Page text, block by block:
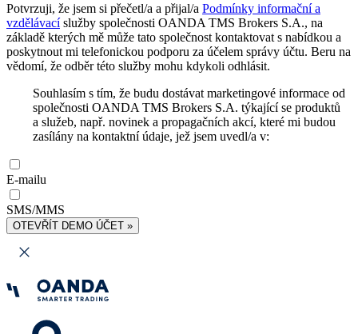
Potvrzuji, že jsem si přečetl/a a přijal/a Podmínky informační a
vzdělávacíslužby společnosti OANDA TMS Brokers S.A., na
základě kterých mě může tato společnost kontaktovat s nabídkou a
poskytnout mi telefonickou podporu za účelem správy účtu. Beru na
vědomí, že odběr této služby mohu kdykoli odhlásit.
Souhlasím s tím, že budu dostávat marketingové informace od
společnosti OANDA TMS Brokers S.A. týkající se produktů
a služeb, např. novinek a propagačních akcí, které mi budou
zasílány na kontaktní údaje, jež jsem uvedl/a v:
E-mailu
SMS/MMS
OTEVŘÍT DEMO ÚČET »